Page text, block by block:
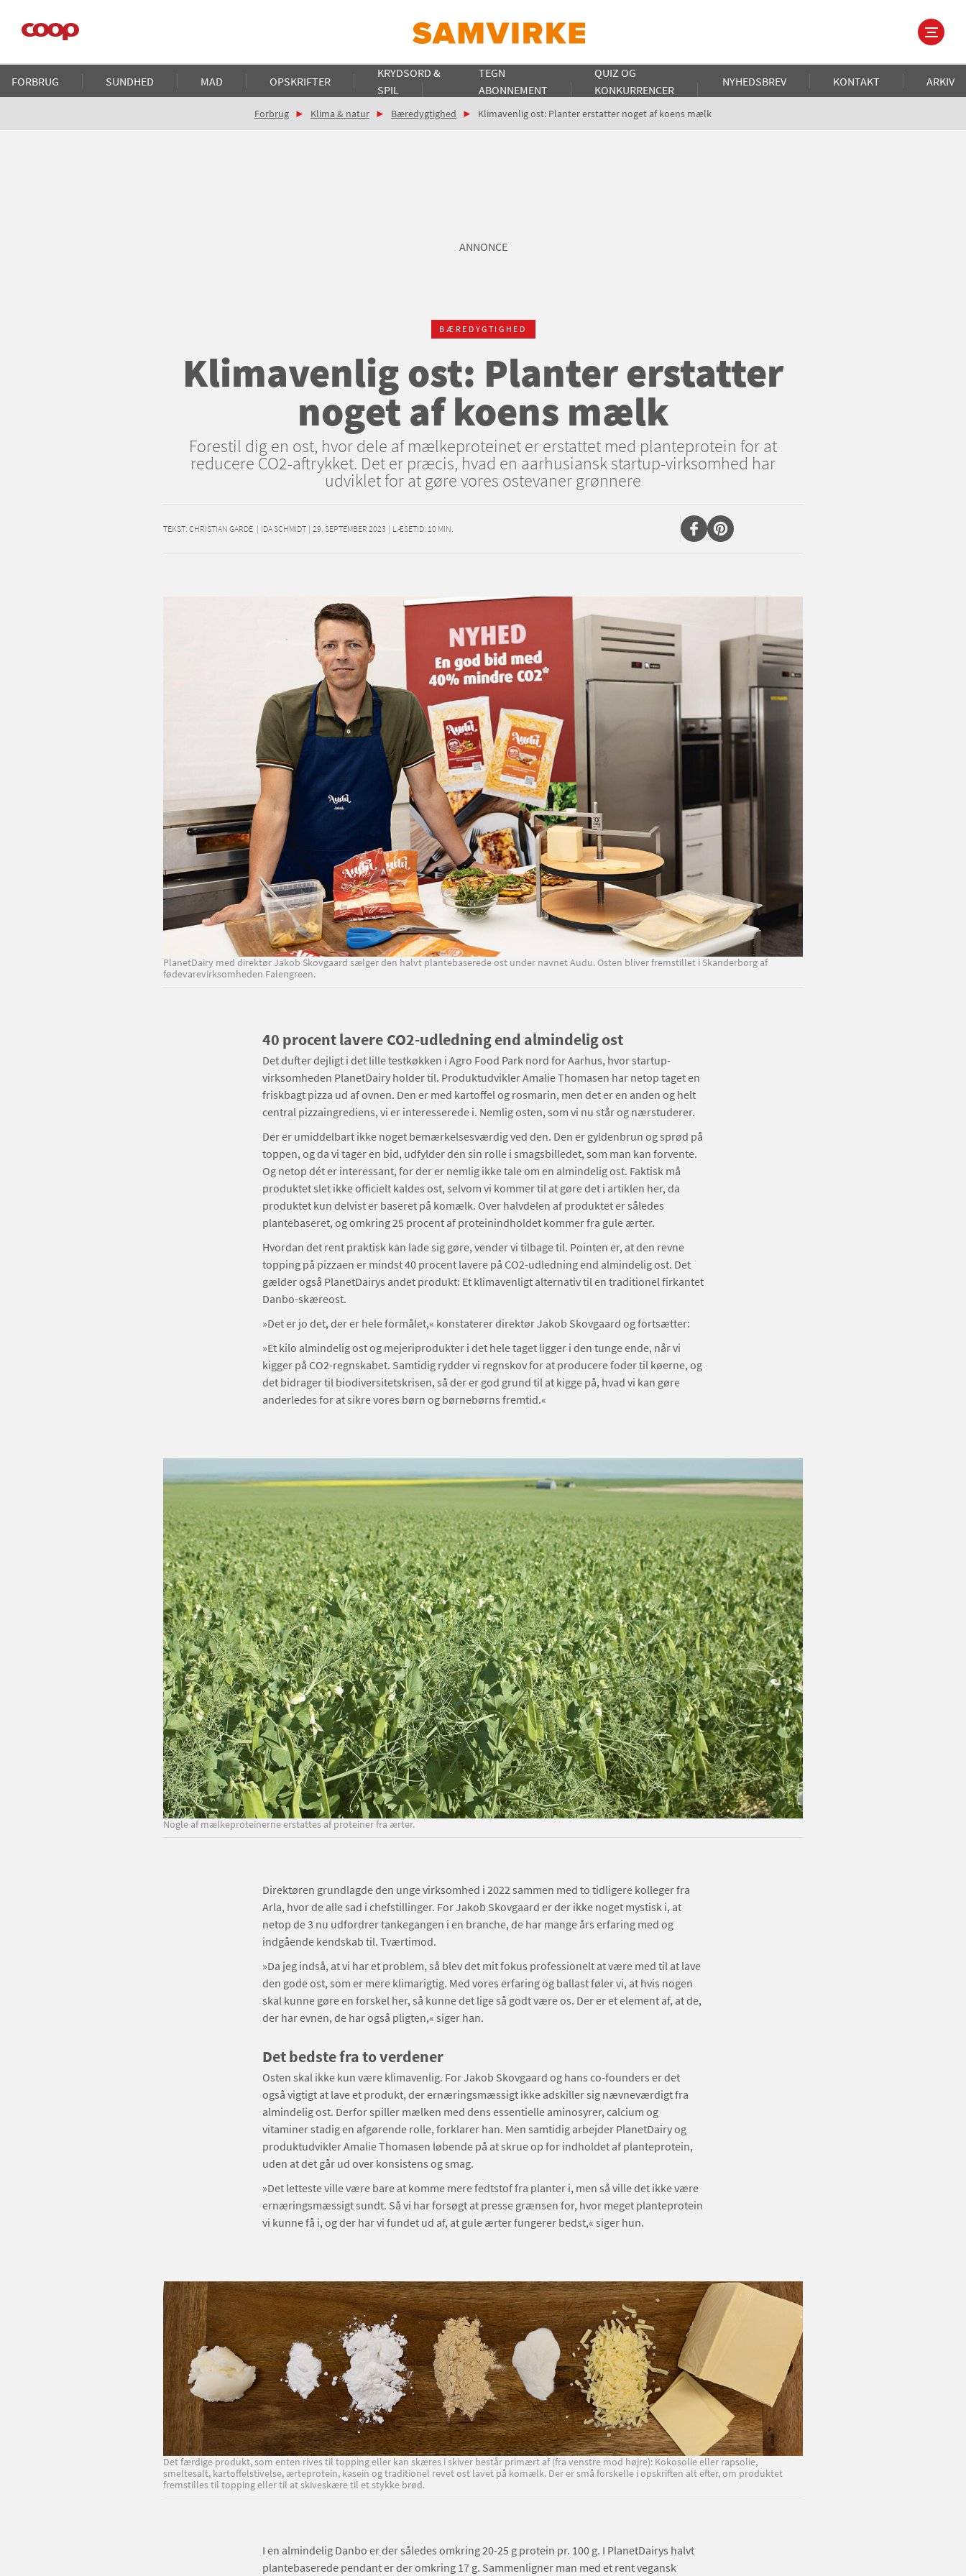
hovedindhold
Main
navigation
FORBRUG SUNDHED MAD OPSKRIFTER
KRYDSORD &
SPIL
TEGN
ABONNEMENT
QUIZ OG
KONKURRENCER
NYHEDSBREV KONTAKT ARKIV
Brødkrumme
Forbrug Klima & natur Bæredygtighed Klimavenlig ost: Planter erstatter noget af koens mælk
ANNONCE
BÆREDYGTIGHED
Klimavenlig ost: Planter erstatter
noget af koens mælk
Forestil dig en ost, hvor dele af mælkeproteinet er erstattet med planteprotein for at
reducere CO2-aftrykket. Det er præcis, hvad en aarhusiansk startup-virksomhed har
udviklet for at gøre vores ostevaner grønnere
TEKST: CHRISTIAN GARDE | IDA SCHMIDT | 29. SEPTEMBER 2023 | LÆSETID: 10 MIN.
PlanetDairy med direktør Jakob Skovgaard sælger den halvt plantebaserede ost under navnet Audu. Osten bliver fremstillet i Skanderborg af
fødevarevirksomheden Falengreen.
40 procent lavere CO2-udledning end almindelig ost
Det dufter dejligt i det lille testkøkken i Agro Food Park nord for Aarhus, hvor startup-
virksomheden PlanetDairy holder til. Produktudvikler Amalie Thomasen har netop taget en
friskbagt pizza ud af ovnen. Den er med kartoffel og rosmarin, men det er en anden og helt
central pizzaingrediens, vi er interesserede i. Nemlig osten, som vi nu står og nærstuderer.
Der er umiddelbart ikke noget bemærkelsesværdig ved den. Den er gyldenbrun og sprød på
toppen, og da vi tager en bid, udfylder den sin rolle i smagsbilledet, som man kan forvente.
Og netop dét er interessant, for der er nemlig ikke tale om en almindelig ost. Faktisk må
produktet slet ikke officielt kaldes ost, selvom vi kommer til at gøre det i artiklen her, da
produktet kun delvist er baseret på komælk. Over halvdelen af produktet er således
plantebaseret, og omkring 25 procent af proteinindholdet kommer fra gule ærter.
Hvordan det rent praktisk kan lade sig gøre, vender vi tilbage til. Pointen er, at den revne
topping på pizzaen er mindst 40 procent lavere på CO2-udledning end almindelig ost. Det
gælder også PlanetDairys andet produkt: Et klimavenligt alternativ til en traditionel firkantet
Danbo-skæreost.
»Det er jo det, der er hele formålet,« konstaterer direktør Jakob Skovgaard og fortsætter:
»Et kilo almindelig ost og mejeriprodukter i det hele taget ligger i den tunge ende, når vi
kigger på CO2-regnskabet. Samtidig rydder vi regnskov for at producere foder til køerne, og
det bidrager til biodiversitetskrisen, så der er god grund til at kigge på, hvad vi kan gøre
anderledes for at sikre vores børn og børnebørns fremtid.«
Nogle af mælkeproteinerne erstattes af proteiner fra ærter.
Direktøren grundlagde den unge virksomhed i 2022 sammen med to tidligere kolleger fra
Arla, hvor de alle sad i chefstillinger. For Jakob Skovgaard er der ikke noget mystisk i, at
netop de 3 nu udfordrer tankegangen i en branche, de har mange års erfaring med og
indgående kendskab til. Tværtimod.
»Da jeg indså, at vi har et problem, så blev det mit fokus professionelt at være med til at lave
den gode ost, som er mere klimarigtig. Med vores erfaring og ballast føler vi, at hvis nogen
skal kunne gøre en forskel her, så kunne det lige så godt være os. Der er et element af, at de,
der har evnen, de har også pligten,« siger han.
Det bedste fra to verdener
Osten skal ikke kun være klimavenlig. For Jakob Skovgaard og hans co-founders er det
også vigtigt at lave et produkt, der ernæringsmæssigt ikke adskiller sig nævneværdigt fra
almindelig ost. Derfor spiller mælken med dens essentielle aminosyrer, calcium og
vitaminer stadig en afgørende rolle, forklarer han. Men samtidig arbejder PlanetDairy og
produktudvikler Amalie Thomasen løbende på at skrue op for indholdet af planteprotein,
uden at det går ud over konsistens og smag.
»Det letteste ville være bare at komme mere fedtstof fra planter i, men så ville det ikke være
ernæringsmæssigt sundt. Så vi har forsøgt at presse grænsen for, hvor meget planteprotein
vi kunne få i, og der har vi fundet ud af, at gule ærter fungerer bedst,« siger hun.
Det færdige produkt, som enten rives til topping eller kan skæres i skiver består primært af (fra venstre mod højre): Kokosolie eller rapsolie,
smeltesalt, kartoffelstivelse, ærteprotein, kasein og traditionel revet ost lavet på komælk. Der er små forskelle i opskriften alt efter, om produktet
fremstilles til topping eller til at skiveskære til et stykke brød.
I en almindelig Danbo er der således omkring 20-25 g protein pr. 100 g. I PlanetDairys halvt
plantebaserede pendant er der omkring 17 g. Sammenligner man med et rent vegansk